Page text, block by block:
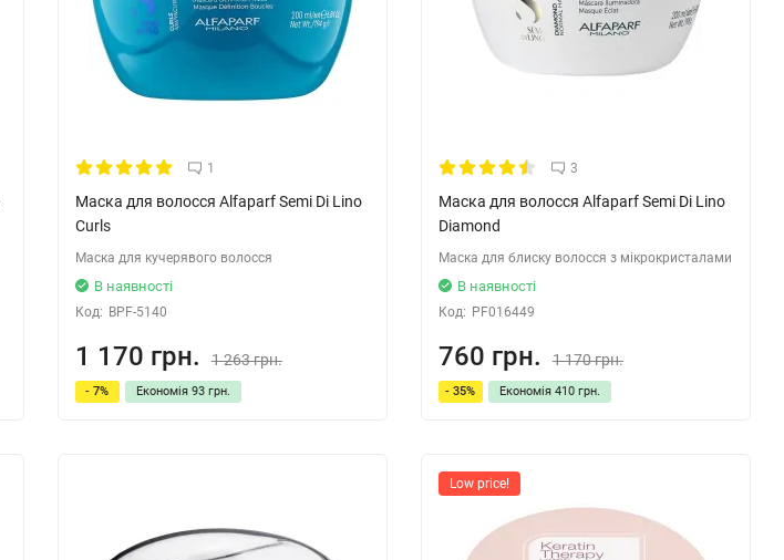
1
Маска для волосся Alfaparf Semi Di Lino
Curls
Маска для кучерявого волосся
В наявності
Код: BPF-5140
1 170 грн. 1 263 грн.
- 7% Економія 93 грн.
3
Маска для волосся Alfaparf Semi Di Lino
Diamond
Маска для блиску волосся з мікрокристалами
В наявності
Код: PF016449
760 грн. 1 170 грн.
- 35% Економія 410 грн.
Low price!